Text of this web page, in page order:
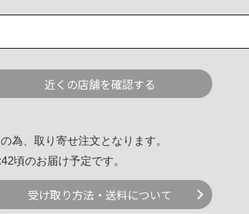
近くの店舗を確認する
為、取り寄せ注文となります。
頃のお届け予定です。
受け取り方法・送料について